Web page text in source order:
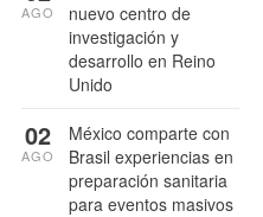
nuevo centro de
investigación y
desarrollo en Reino
Unido
AGO
México comparte con
Brasil experiencias en
preparación sanitaria
para eventos masivos
02
AGO